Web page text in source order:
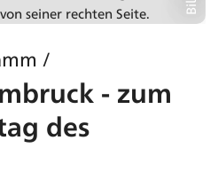
/
- zum
des